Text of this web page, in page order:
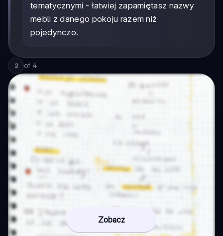
tematycznymi - łatwiej zapamiętasz nazwy
mebli z danego pokoju razem niż
pojedynczo.
2 of 4
Zobacz